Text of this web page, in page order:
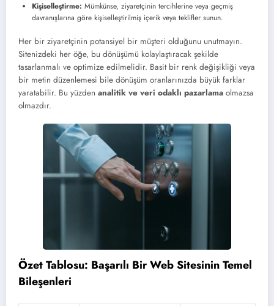
Kişiselleştirme: Mümkünse, ziyaretçinin tercihlerine veya geçmiş
davranışlarına göre kişiselleştirilmiş içerik veya teklifler sunun.
Her bir ziyaretçinin potansiyel bir müşteri olduğunu unutmayın.
Sitenizdeki her öğe, bu dönüşümü kolaylaştıracak şekilde
tasarlanmalı ve optimize edilmelidir. Basit bir renk değişikliği veya
bir metin düzenlemesi bile dönüşüm oranlarınızda büyük farklar
yaratabilir. Bu yüzden analitik ve veri odaklı pazarlama olmazsa
olmazdır.
Özet Tablosu: Başarılı Bir Web Sitesinin Temel
Bileşenleri